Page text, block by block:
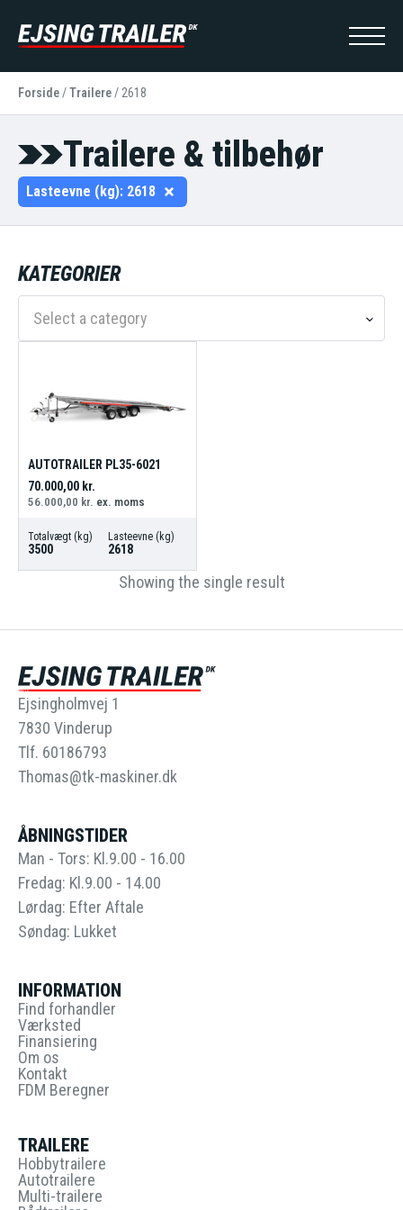
Forside/Trailere/ 2618
Trailere & tilbehør
Lasteevne (kg): 2618
KATEGORIER
Select a category
Showing the single result
AUTOTRAILER PL35-6021
70.000,00 kr.
56.000,00 kr. ex. moms
Totalvægt (kg)
3500
Lasteevne (kg)
2618
Ejsingholmvej 1
7830 Vinderup
Tlf. 60186793
Thomas@tk-maskiner.dk
ÅBNINGSTIDER
Man - Tors: Kl.9.00 - 16.00
Fredag: Kl.9.00 - 14.00
Lørdag: Efter Aftale
Søndag: Lukket
INFORMATION
Find forhandler
Værksted
Finansiering
Om os
Kontakt
FDM Beregner
TRAILERE
Hobbytrailere
Autotrailere
Multi-trailere